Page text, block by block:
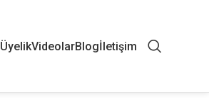
ÜyelikVideolarBlogİletişim